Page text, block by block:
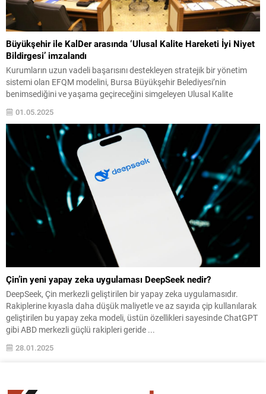
Büyükşehir ile KalDer arasında ‘Ulusal Kalite Hareketi İyi Niyet
Bildirgesi’ imzalandı
Kurumların uzun vadeli başarısını destekleyen stratejik bir yönetim
sistemi olan EFQM modelini, Bursa Büyükşehir Belediyesi’nin
benimsediğini ve yaşama geçireceğini simgeleyen Ulusal Kalite
Hareketi İyi Niyet Bildirgesi, Bursa Büyükşehir Belediye Başkanı
Mustafa Bozbey ve KalDer Bursa Şubesi Yönetim Kurulu Başkanı
Serkan Ürkmez arasında imzalandı. Bursa’da kalite odaklı
belediyecilik anlayışıyla hizmetlerini sürdüren...
01.05.2025
Çin’in yeni yapay zeka uygulaması DeepSeek nedir?
DeepSeek, Çin merkezli geliştirilen bir yapay zeka uygulamasıdır.
Rakiplerine kıyasla daha düşük maliyetle ve az sayıda çip kullanılarak
geliştirilen bu yapay zeka modeli, üstün özellikleri sayesinde ChatGPT
gibi ABD merkezli güçlü rakipleri geride ...
28.01.2025